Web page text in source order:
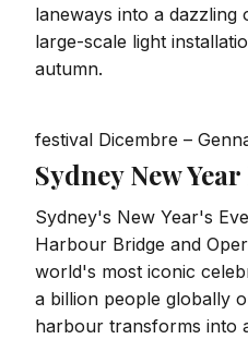
laneways into a dazzling
large-scale light
autumn.
festival Dicembre –
Sydney New
Sydney's New Year's
Harbour Bridge and
world's most iconic
a billion people globally
harbour transforms into